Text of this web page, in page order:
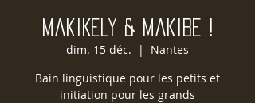
MakiKely & MakiBe !
dim. 15 déc.
  |
Nantes
Bain linguistique pour les petits et
initiation pour les grands